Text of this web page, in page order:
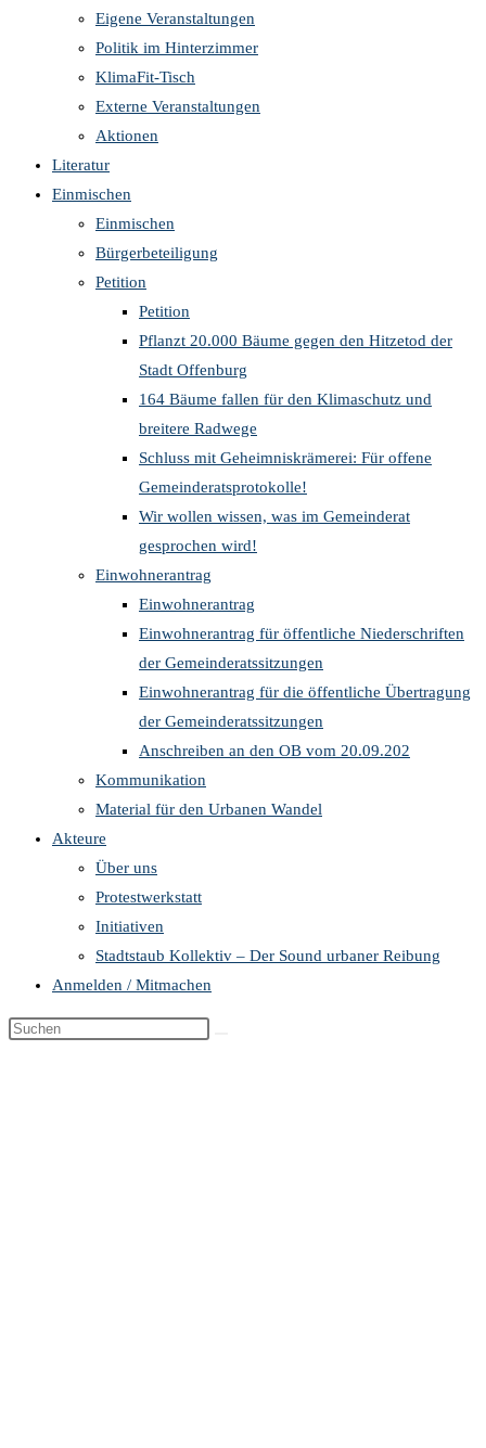
Eigene Veranstaltungen
Politik im Hinterzimmer
KlimaFit-Tisch
Externe Veranstaltungen
Aktionen
Literatur
Einmischen
Einmischen
Bürgerbeteiligung
Petition
Petition
Pflanzt 20.000 Bäume gegen den Hitzetod der
Stadt Offenburg
164 Bäume fallen für den Klimaschutz und
breitere Radwege
Schluss mit Geheimniskrämerei: Für offene
Gemeinderatsprotokolle!
Wir wollen wissen, was im Gemeinderat
gesprochen wird!
Einwohnerantrag
Einwohnerantrag
Einwohnerantrag für öffentliche Niederschriften
der Gemeinderatssitzungen
Einwohnerantrag für die öffentliche Übertragung
der Gemeinderatssitzungen
Anschreiben an den OB vom 20.09.202
Kommunikation
Material für den Urbanen Wandel
Akteure
Über uns
Protestwerkstatt
Initiativen
Stadtstaub Kollektiv – Der Sound urbaner Reibung
Anmelden / Mitmachen
Diese